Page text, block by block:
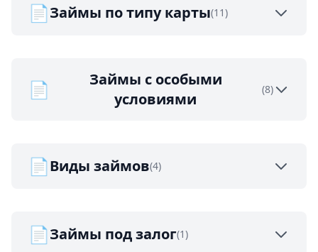
📄Займы по типу карты(11)
📄
Займы с особыми
условиями
(8)
📄Виды займов(4)
📄Займы под залог(1)